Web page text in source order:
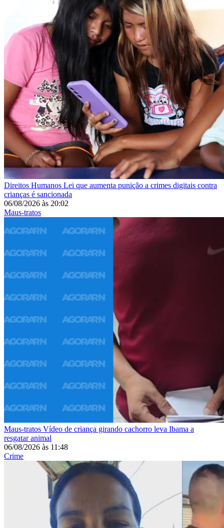
Direitos Humanos Lei que aumenta punição a crimes digitais contra
crianças é sancionada
06/08/2026 às 20:02
Maus-tratos
Maus-tratos Vídeo de criança girando cachorro leva Ibama a
resgatar animal
06/08/2026 às 11:48
Crime